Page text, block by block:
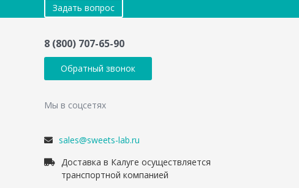
Задать вопрос
8 (800) 707-65-90
Обратный звонок
Мы в соцсетях
sales@sweets-lab.ru
Доставка в Калуге осуществляется
транспортной компанией